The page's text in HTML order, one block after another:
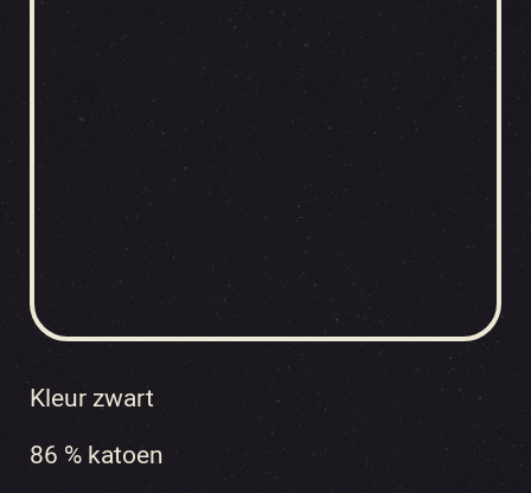
Kleur zwart
86 % katoen